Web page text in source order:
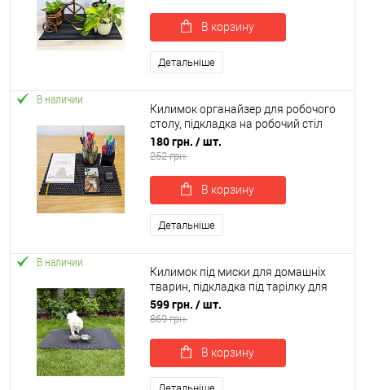
В корзину
Детальніше
В наличии
Килимок органайзер для робочого
столу, підкладка на робочий стіл
40х30 см OSPORT (R-00058)
180 грн. / шт.
252 грн.
В корзину
Детальніше
В наличии
Килимок під миски для домашніх
тварин, підкладка під тарілку для
котів 100х60 см OSPORT (R-00034)
599 грн. / шт.
869 грн.
В корзину